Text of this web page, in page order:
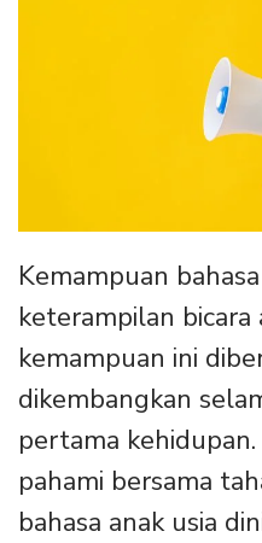
Kemampuan
keterampilan bicara
kemampuan ini
dikembangkan
pertama
pahami bersama
bahasa anak usia